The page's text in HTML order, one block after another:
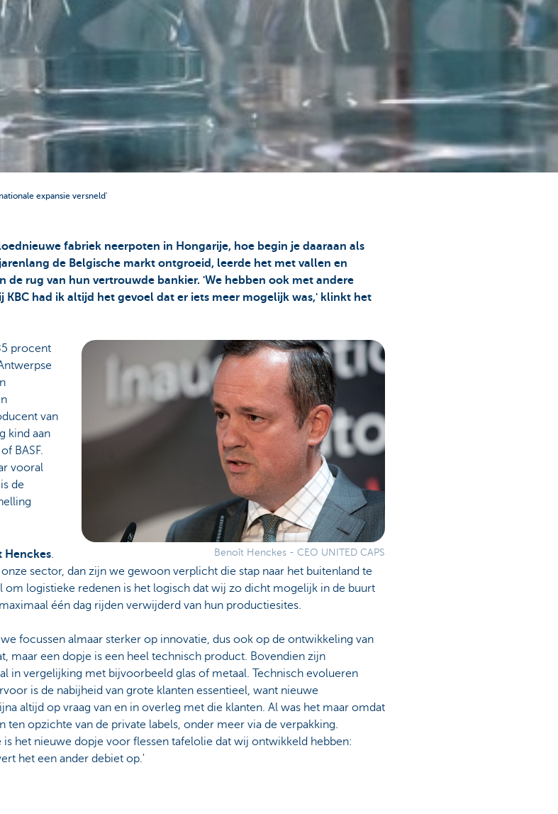
expansie versneld'
fabriek neerpoten in Hongarije, hoe begin je daaraan als
de Belgische markt ontgroeid, leerde het met vallen en
de rug van hun vertrouwde bankier. 'We hebben ook met andere
KBC had ik altijd het gevoel dat er iets meer mogelijk was,' klinkt het
Benoît Henckes - CEO UNITED CAPS
procent
van
kind aan
BASF.
vooral
de
Henckes.
sector, dan zijn we gewoon verplicht die stap naar het buitenland te
om logistieke redenen is het logisch dat wij zo dicht mogelijk in de buurt
één dag rijden verwijderd van hun productiesites.
focussen almaar sterker op innovatie, dus ook op de ontwikkeling van
maar een dopje is een heel technisch product. Bovendien zijn
in vergelijking met bijvoorbeeld glas of metaal. Technisch evolueren
is de nabijheid van grote klanten essentieel, want nieuwe
altijd op vraag van en in overleg met die klanten. Al was het maar omdat
opzichte van de private labels, onder meer via de verpakking.
het nieuwe dopje voor flessen tafelolie dat wij ontwikkeld hebben:
het een ander debiet op.'